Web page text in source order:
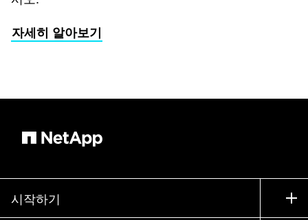
자세히 알아보기
시작하기